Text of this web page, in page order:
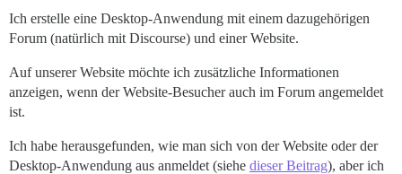
Ich erstelle eine Desktop-Anwendung mit einem dazugehörigen
Forum (natürlich mit Discourse) und einer Website.
Auf unserer Website möchte ich zusätzliche Informationen
anzeigen, wenn der Website-Besucher auch im Forum angemeldet
ist.
Ich habe herausgefunden, wie man sich von der Website oder der
Desktop-Anwendung aus anmeldet (siehe dieser Beitrag), aber ich